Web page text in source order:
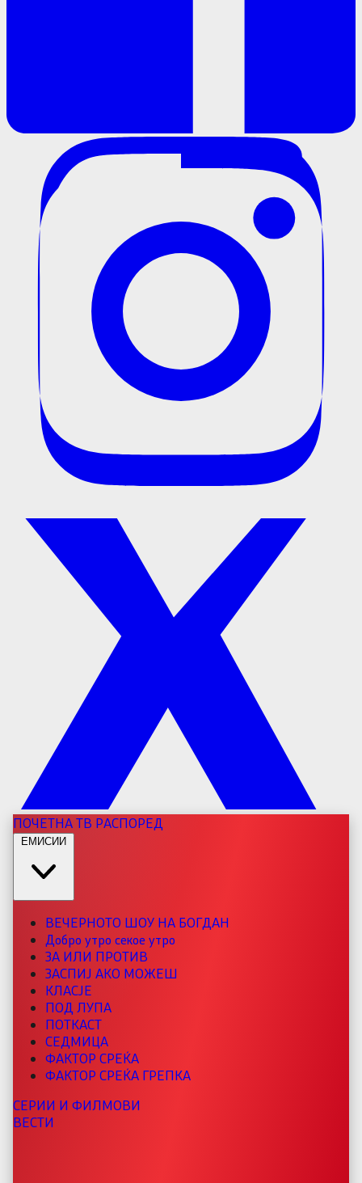
ПОЧЕТНАТВ РАСПОРЕД
ЕМИСИИ
ВЕЧЕРНОТО ШОУ НА БОГДАН
Добро утро секое утро
ЗА ИЛИ ПРОТИВ
ЗАСПИЈ АКО МОЖЕШ
КЛАСЈЕ
ПОД ЛУПА
ПОТКАСТ
СЕДМИЦА
ФАКТОР СРЕЌА
ФАКТОР СРЕЌА ГРЕПКА
СЕРИИ И ФИЛМОВИ
ВЕСТИ